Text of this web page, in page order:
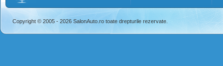
Copyright © 2005 - 2026 SalonAuto.ro toate drepturile rezervate.